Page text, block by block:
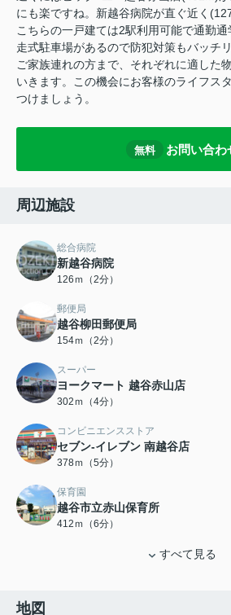
にも楽ですね。新越谷病院が直ぐ近く
こちらの一戸建ては2駅利用可能で通勤
走式駐車場があるので防犯対策もバッチ
ご家族連れの方まで、それぞれに適した
いきます。この機会にお客様のライフス
つけましょう。
無料 お問い合わ
周辺施設
総合病院
新越谷病院
126ｍ（2分）
郵便局
越谷柳田郵便局
154ｍ（2分）
スーパー
ヨークマート 越谷赤山店
302ｍ（4分）
コンビニエンスストア
セブン‐イレブン 南越谷店
378ｍ（5分）
保育園
越谷市立赤山保育所
412ｍ（6分）
すべて見る
地図